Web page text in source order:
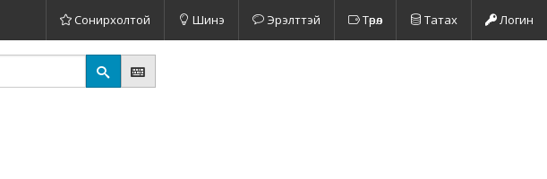
Сонирхолтой Шинэ Эрэлттэй Төрөл Татах Логин